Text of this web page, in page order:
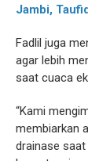
Jambi,
Fadlil juga
agar lebih
saat cuaca
“Kami
membiarkan
drainase